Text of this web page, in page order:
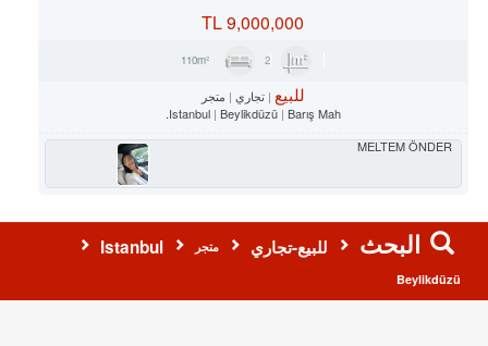
TL9,000,000
2
للبيع تجاري
متجر
Istanbul Beylikdüzü Barış Mah.
MELTEM ÖNDER
البحث للبيع-تجاري متجر Istanbul
Beylikdüzü